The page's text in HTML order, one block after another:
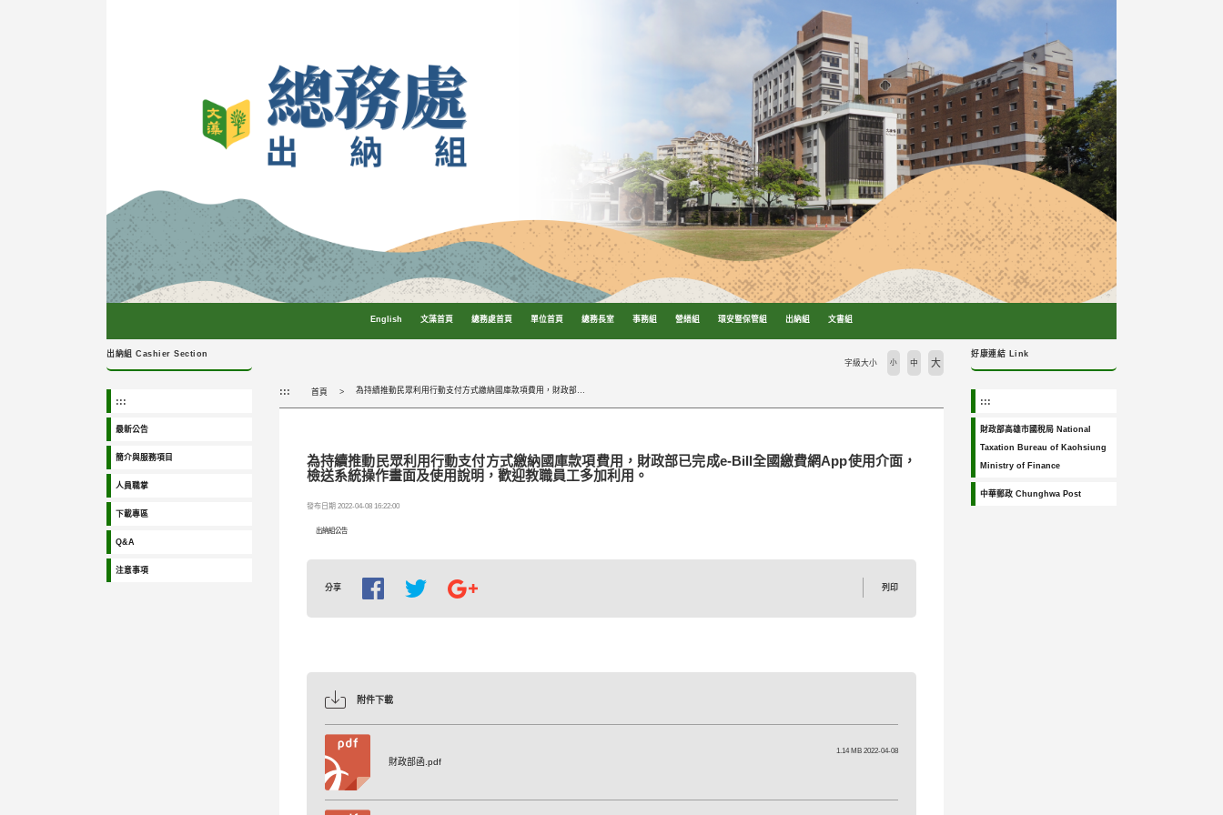
English 文藻首頁 總務處首頁 單位首頁 總務長室 事務組 營繕組 環安暨保管組 出納組 文書組
出納組 Cashier Section
:::
最新公告
簡介與服務項目
人員職掌
下載專區
Q&A
注意事項
::: 首頁 為持續推動民眾利用行動支付方式繳納國庫款項費用，財政部已完成e-Bill全國繳費網App使用介面，檢送系統操作畫面及使用說明，歡迎教職員工多加利用。
字級大小 小 中 大
為持續推動民眾利用行動支付方式繳納國庫款項費用，財政部已完成e-Bill全國繳費網App使用介面，
檢送系統操作畫面及使用說明，歡迎教職員工多加利用。
發布日期 2022-04-08 16:22:00
出納組公告
分享 列印
附件下載
財政部函.pdf
1.14 MB 2022-04-08
好康連結 Link
:::
財政部高雄市國稅局 National
Taxation Bureau of Kaohsiung
Ministry of Finance
中華郵政 Chunghwa Post